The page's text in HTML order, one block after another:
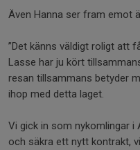
Även Hanna ser fram emot
”Det känns väldigt roligt att
Lasse har ju kört
resan tillsammans betyder
ihop med detta laget.
Vi gick in som nykomlingar i
och säkra ett nytt kontrakt,